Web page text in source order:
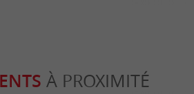
À PROXIMITÉ